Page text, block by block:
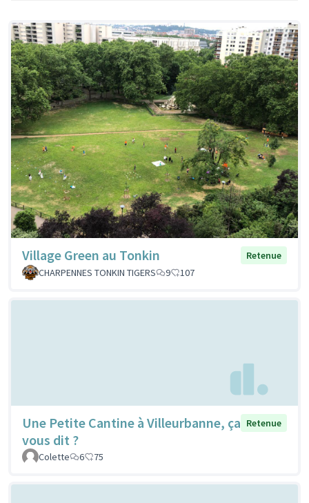
Village Green au Tonkin
Retenue
CHARPENNES TONKIN TIGERS
9 107
Une Petite Cantine à Villeurbanne, ça
vous dit ?
Retenue
Colette 6 75